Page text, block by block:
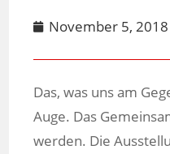
November 5, 2018
Das, was uns am
Auge. Das
werden. Die